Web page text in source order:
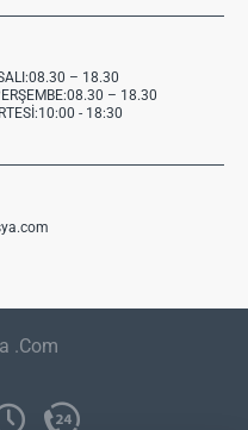
– 18.30
– 18.30
- 18:30
.Com